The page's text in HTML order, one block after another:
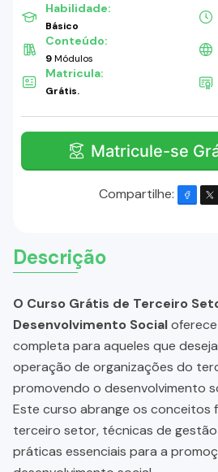
Habilidade:
Básico
Conteúdo:
9Módulos
Matricula:
Grátis.
Matricule-se
Compartilhe:
Descrição
O Curso Grátis de Terceiro
Desenvolvimento Social
completa para aqueles que
operação de organizações do
promovendo o desenvolvimento
Este curso abrange os conceitos
terceiro setor, técnicas de
práticas essenciais para a